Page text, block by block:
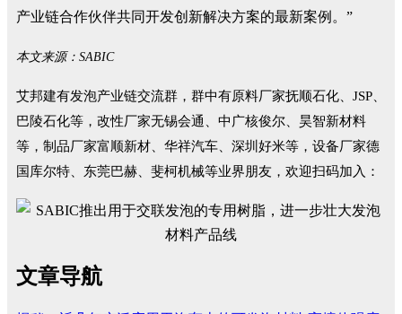
产业链合作伙伴共同开发创新解决方案的最新案例。”
本文来源：SABIC
艾邦建有发泡产业链交流群，群中有原料厂家抚顺石化、JSP、
巴陵石化等，改性厂家无锡会通、中广核俊尔、昊智新材料
等，制品厂家富顺新材、华祥汽车、深圳好米等，设备厂家德
国库尔特、东莞巴赫、斐柯机械等业界朋友，欢迎扫码加入：
文章导航